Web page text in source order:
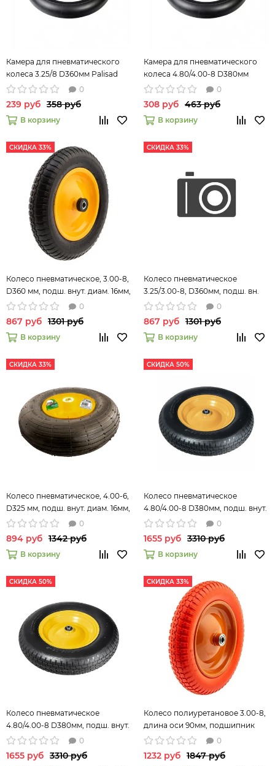
Камера для пневматического
колеса 3.25/8 D360мм Palisad
68955
0
239 руб 358 руб
В корзину
Камера для пневматического
колеса 4.80/4.00-8 D380мм
Palisad 68956
0
308 руб 463 руб
В корзину
СКИДКА 33%
Колесо пневматическое, 3.00-8,
D360 мм, подш. внут. диам. 16мм,
длина оси 92мм Palisad 68940
0
867 руб 1301 руб
В корзину
СКИДКА 33%
Колесо пневматическое
3.25/3.00-8, D360мм, подш. вн.
диам. 16 мм, длина оси 94мм//
0
867 руб 1301 руб
В корзину
СКИДКА 33%
Колесо пневматическое, 4.00-6,
D325 мм, подш. внут. диам. 16мм,
длина оси 100мм Palisad 68938
0
894 руб 1342 руб
В корзину
СКИДКА 50%
Колесо пневматическое
4.80/4.00-8 D380мм, подш. внут.
диам. 12мм, длина оси 90мм
Palisad 68947
0
1655 руб 3310 руб
В корзину
СКИДКА 50%
Колесо пневматическое
4.80/4.00-8 D380мм, подш. внут.
диам. 20мм, длина оси 90мм
Palisad 68948
0
1655 руб 3310 руб
СКИДКА 33%
Колесо полиуретановое 3.00-8,
длина оси 90мм, подшипник
16мм//Palisad 68975 0
1232 руб 1847 руб